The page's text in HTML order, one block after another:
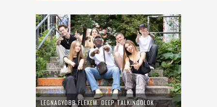
LEGNAGYOBB FLEXEM: DEEP TALKINGOLOK